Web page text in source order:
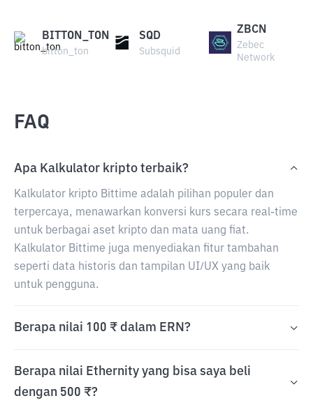
BITTON_TON
bitton_ton
SQD
Subsquid
ZBCN
Zebec
Network
FAQ
Apa Kalkulator kripto terbaik?
Kalkulator kripto Bittime adalah pilihan populer dan
terpercaya, menawarkan konversi kurs secara real-time
untuk berbagai aset kripto dan mata uang fiat.
Kalkulator Bittime juga menyediakan fitur tambahan
seperti data historis dan tampilan UI/UX yang baik
untuk pengguna.
Berapa nilai 100 ₹ dalam ERN?
Berapa nilai Ethernity yang bisa saya beli
dengan 500 ₹?